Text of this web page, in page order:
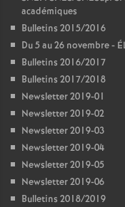
académiques
Bulletins 2015/2016
Du 5 au 26 novembre -
Bulletins 2016/2017
Bulletins 2017/2018
Newsletter 2019-01
Newsletter 2019-02
Newsletter 2019-03
Newsletter 2019-04
Newsletter 2019-05
Newsletter 2019-06
Bulletins 2018/2019